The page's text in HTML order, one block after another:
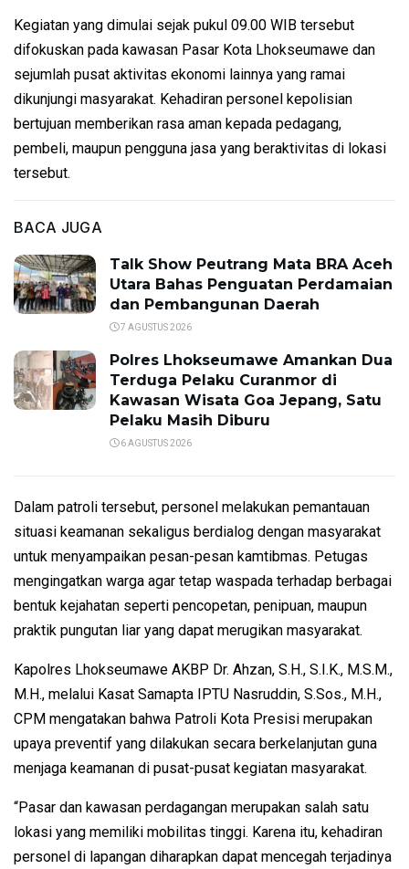
Kegiatan yang dimulai sejak pukul 09.00 WIB tersebut
difokuskan pada kawasan Pasar Kota Lhokseumawe dan
sejumlah pusat aktivitas ekonomi lainnya yang ramai
dikunjungi masyarakat. Kehadiran personel kepolisian
bertujuan memberikan rasa aman kepada pedagang,
pembeli, maupun pengguna jasa yang beraktivitas di lokasi
tersebut.
BACA JUGA
Talk Show Peutrang Mata BRA Aceh
Utara Bahas Penguatan Perdamaian
dan Pembangunan Daerah
7 AGUSTUS 2026
Polres Lhokseumawe Amankan Dua
Terduga Pelaku Curanmor di
Kawasan Wisata Goa Jepang, Satu
Pelaku Masih Diburu
6 AGUSTUS 2026
Dalam patroli tersebut, personel melakukan pemantauan
situasi keamanan sekaligus berdialog dengan masyarakat
untuk menyampaikan pesan-pesan kamtibmas. Petugas
mengingatkan warga agar tetap waspada terhadap berbagai
bentuk kejahatan seperti pencopetan, penipuan, maupun
praktik pungutan liar yang dapat merugikan masyarakat.
Kapolres Lhokseumawe AKBP Dr. Ahzan, S.H., S.I.K., M.S.M.,
M.H., melalui Kasat Samapta IPTU Nasruddin, S.Sos., M.H.,
CPM mengatakan bahwa Patroli Kota Presisi merupakan
upaya preventif yang dilakukan secara berkelanjutan guna
menjaga keamanan di pusat-pusat kegiatan masyarakat.
“Pasar dan kawasan perdagangan merupakan salah satu
lokasi yang memiliki mobilitas tinggi. Karena itu, kehadiran
personel di lapangan diharapkan dapat mencegah terjadinya